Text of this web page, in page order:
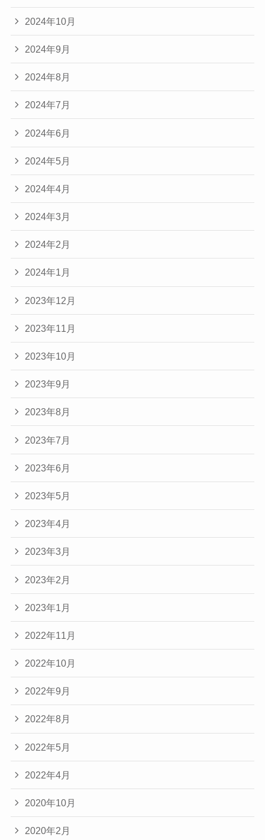
2024年10月
2024年9月
2024年8月
2024年7月
2024年6月
2024年5月
2024年4月
2024年3月
2024年2月
2024年1月
2023年12月
2023年11月
2023年10月
2023年9月
2023年8月
2023年7月
2023年6月
2023年5月
2023年4月
2023年3月
2023年2月
2023年1月
2022年11月
2022年10月
2022年9月
2022年8月
2022年5月
2022年4月
2020年10月
2020年2月